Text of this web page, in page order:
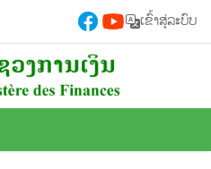
ເຂົ້າສູ່ລະບົບ